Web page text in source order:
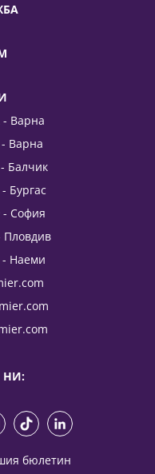
- Варна
Варна
Балчик
Бургас
- София
Пловдив
- Наеми
НИ:
бюлетин